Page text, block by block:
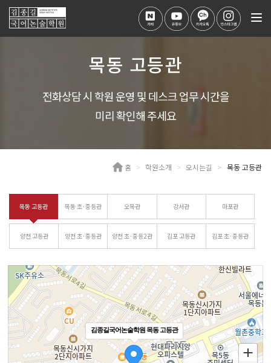
목동 고등관
전화상담 시 학원 운영 및 데스크 업무 시간을
미리 확인해 주세요
홈 학원소개 오시는길 목동 고등관
목동 고등관 목동 초·중등관 오목관 강서관 마포관
양천 고등관 양천 초·중등관 양천 초·중등2관 김포 고등관 김포 초·중등관
김종길국어논술학원 목동 고등관